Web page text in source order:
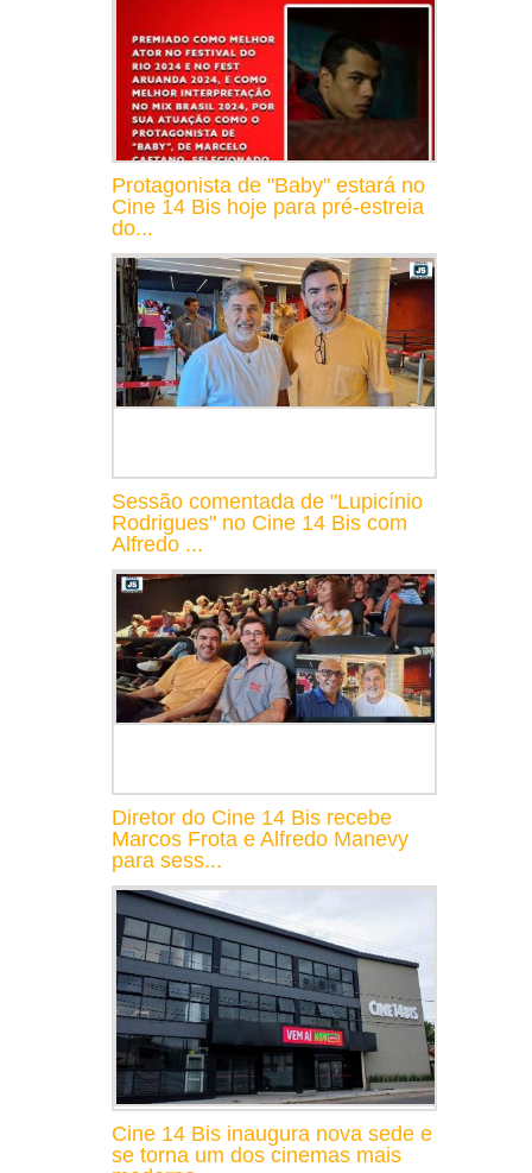
Protagonista de "Baby" estará no
Cine 14 Bis hoje para pré-estreia
do...
Sessão comentada de "Lupicínio
Rodrigues" no Cine 14 Bis com
Alfredo ...
Diretor do Cine 14 Bis recebe
Marcos Frota e Alfredo Manevy
para sess...
Cine 14 Bis inaugura nova sede e
se torna um dos cinemas mais